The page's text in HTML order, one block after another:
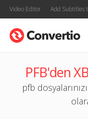
Video Editor Add Subtitles
PFB'den
pfb